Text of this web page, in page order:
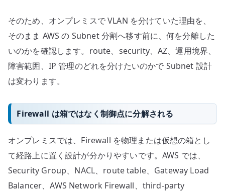
そのため、オンプレミスで VLAN を分けていた理由を、
そのまま AWS の Subnet 分割へ移す前に、何を分離した
いのかを確認します。route、security、AZ、運用境界、
障害範囲、IP 管理のどれを分けたいのかで Subnet 設計
は変わります。
Firewall は箱ではなく制御点に分解される
オンプレミスでは、Firewall を物理または仮想の箱とし
て経路上に置く設計が分かりやすいです。AWS では、
Security Group、NACL、route table、Gateway Load
Balancer、AWS Network Firewall、third-party